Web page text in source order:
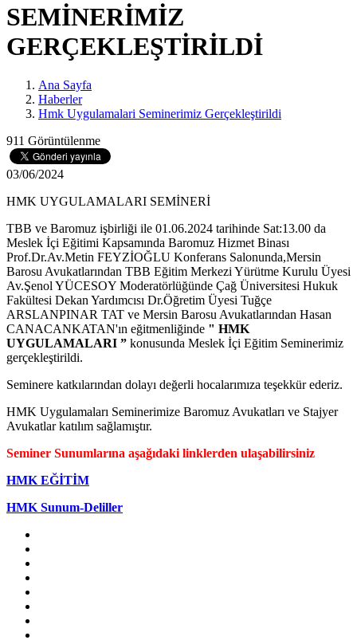
SEMİNERİMİZ
GERÇEKLEŞTİRİLDİ
Ana Sayfa
Haberler
Hmk Uygulamalari Seminerimiz Gerçekleştirildi
911 Görüntülenme
03/06/2024
HMK UYGULAMALARI SEMİNERİ
TBB ve Baromuz işbirliği ile 01.06.2024 tarihinde Sat:13.00 da
Meslek İçi Eğitimi Kapsamında Baromuz Hizmet Binası
Prof.Dr.Av.Metin FEYZİOĞLU Konferans Salonunda,Mersin
Barosu Avukatlarından TBB Eğitim Merkezi Yürütme Kurulu Üyesi
Av.Şenol YÜCESOY Moderatörlüğünde Çağ Üniversitesi Hukuk
Fakültesi Dekan Yardımcısı Dr.Öğretim Üyesi Tuğçe
ARSLANPINAR TAT ve Mersin Barosu Avukatlarından Hasan
CANACANKATAN'ın eğitmenliğinde " HMK
UYGULAMALARI ” konusunda Meslek İçi Eğitim Seminerimiz
gerçekleştirildi.
Seminere katkılarından dolayı değerli hocalarımıza teşekkür ederiz.
HMK Uygulamaları Seminerimize Baromuz Avukatları ve Stajyer
Avukatlar katılım sağlamıştır.
Seminer Sunumlarına aşağıdaki linklerden ulaşabilirsiniz
HMK EĞİTİM
HMK Sunum-Deliller